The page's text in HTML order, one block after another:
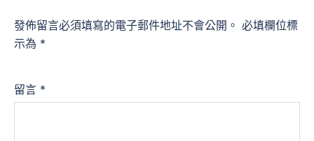
發佈留言必須填寫的電子郵件地址不會公開。 必填欄位標
示為 *
留言 *